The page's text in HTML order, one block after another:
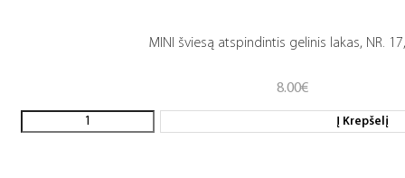
MINI šviesą atspindintis gelinis lakas, NR.
8.00€
Į Krepšelį